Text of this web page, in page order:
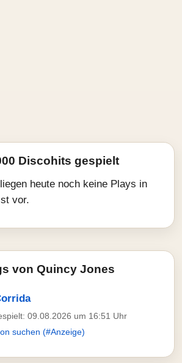
Discohits gespielt
heute noch keine Plays in
vor.
von Quincy Jones
09.08.2026 um 16:51 Uhr
suchen (#Anzeige)